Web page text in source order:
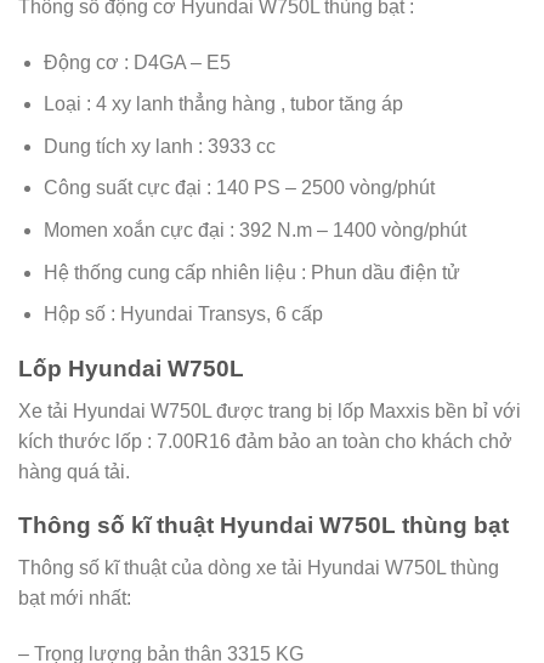
Thông số động cơ Hyundai W750L thùng bạt :
Động cơ : D4GA – E5
Loại : 4 xy lanh thẳng hàng , tubor tăng áp
Dung tích xy lanh : 3933 cc
Công suất cực đại : 140 PS – 2500 vòng/phút
Momen xoắn cực đại : 392 N.m – 1400 vòng/phút
Hệ thống cung cấp nhiên liệu : Phun dầu điện tử
Hộp số : Hyundai Transys, 6 cấp
Lốp Hyundai W750L
Xe tải Hyundai W750L được trang bị lốp Maxxis bền bỉ với
kích thước lốp : 7.00R16 đảm bảo an toàn cho khách chở
hàng quá tải.
Thông số kĩ thuật Hyundai W750L thùng bạt
Thông số kĩ thuật của dòng xe tải Hyundai W750L thùng
bạt mới nhất:
– Trọng lượng bản thân 3315 KG